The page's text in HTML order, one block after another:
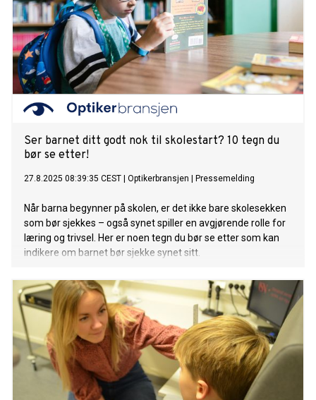
Ser barnet ditt godt nok til skolestart? 10 tegn du
bør se etter!
27.8.2025 08:39:35 CEST Optikerbransjen Pressemelding
Når barna begynner på skolen, er det ikke bare skolesekken
som bør sjekkes – også synet spiller en avgjørende rolle for
læring og trivsel. Her er noen tegn du bør se etter som kan
indikere om barnet bør sjekke synet sitt.